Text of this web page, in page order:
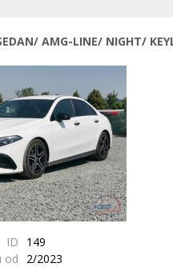
AMG-LINE/ NIGHT/
ID
149
od
2/2023